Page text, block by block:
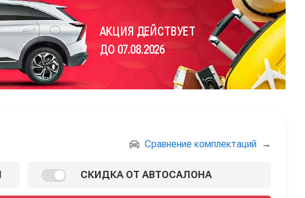
АКЦИЯ ДЕЙСТВУЕТ
ДО 07.08.2026
Сравнение комплектаций →
СКИДКА ОТ АВТОСАЛОНА